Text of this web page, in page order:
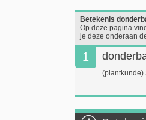
Betekenis
Op deze pagina
je deze onderaan
1
(plantkunde)